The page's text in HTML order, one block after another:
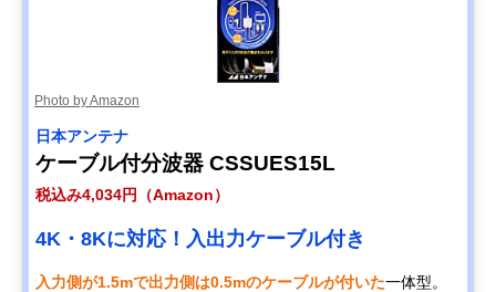
アイネックス
(AINEX) アンテナ
分波器 ANT-DM
分波器・混合器と
して使える2in1
Photo by Amazon
日本アンテナ
ケーブル付分波器 CSSUES15L
税込み4,034円（Amazon）
4K・8Kに対応！入出力ケーブル付き
入力側が1.5mで出力側は0.5mのケーブルが付いた一体型。